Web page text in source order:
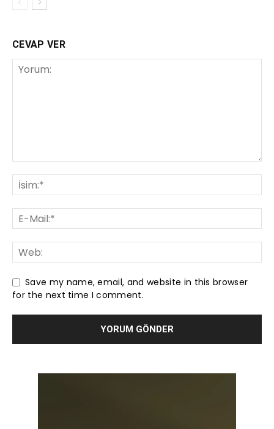
CEVAP VER
Save my name, email, and website in this browser
for the next time I comment.